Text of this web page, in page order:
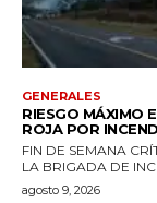
GENERALES
RIESGO MÁXIMO
ROJA POR
FIN DE SEMANA
LA BRIGADA DE
agosto 9, 2026